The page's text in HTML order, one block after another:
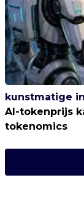
kunstmatige
AI-tokenprijs
tokenomics